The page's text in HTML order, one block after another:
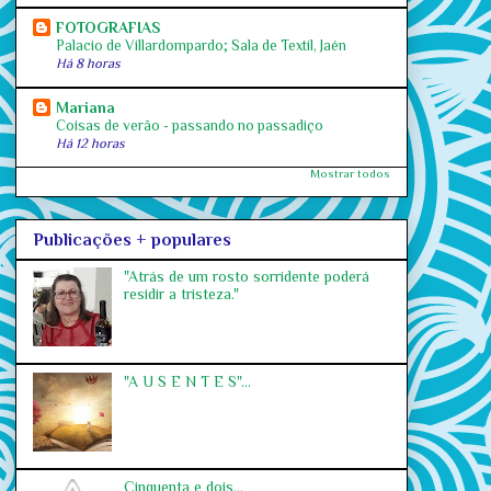
FOTOGRAFIAS
Palacio de Villardompardo; Sala de Textil, Jaén
Há 8 horas
Mariana
Coisas de verão - passando no passadiço
Há 12 horas
Mostrar todos
Publicações + populares
"Atrás de um rosto sorridente poderá
residir a tristeza."
"A U S E N T E S"...
Cinquenta e dois...